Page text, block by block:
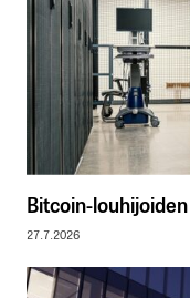
Bitcoin-
27.7.2026